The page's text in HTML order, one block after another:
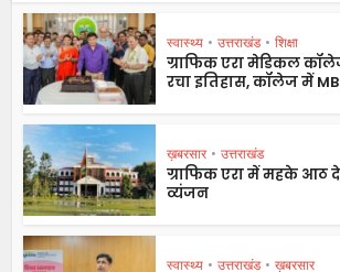
स्वास्थ्य • उत्तराखंड • शिक्षा
ग्राफिक एरा मेडिकल
रचा इतिहास, कॉलेज में
ख़बरसार • उत्तराखंड
ग्राफिक एरा में महके आठ
व्यंजन
स्वास्थ्य • उत्तराखंड • ख़बरसार